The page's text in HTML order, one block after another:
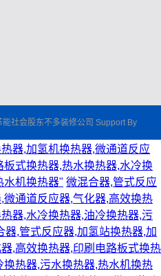
社会股东不多装修公司 Support By
器,加氢机换热器,微通道反应
式换热器,热水换热器,水冷换
水机换热器" 微混合器,管式反应
通道反应器,气化器,高效换热
器,水冷换热器,油冷换热器,污
器,管式反应器,加氢站换热器,加
,高效换热器,印刷电路板式换热
热器,污水换热器,热水机换热